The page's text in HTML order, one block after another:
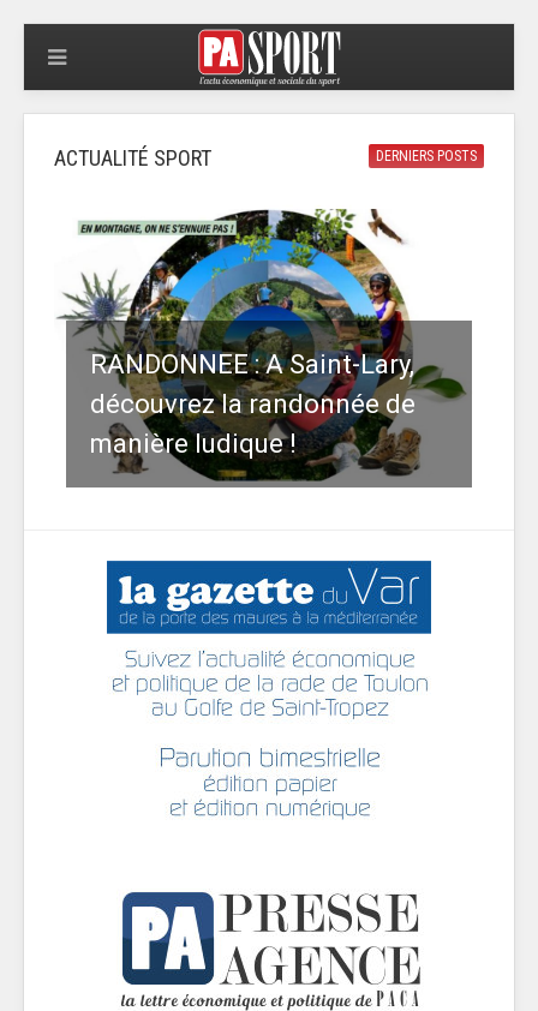
DERNIERS POSTS
ACTUALITÉ SPORT
RANDONNEE : A Saint-Lary,
découvrez la randonnée de
manière ludique !